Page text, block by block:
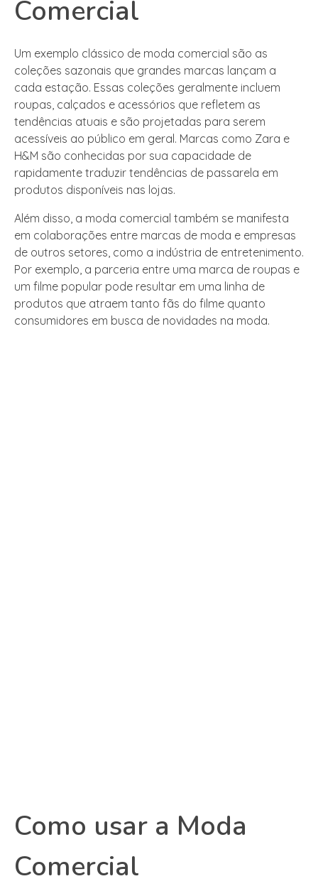
Comercial
Um exemplo clássico de moda comercial são as
coleções sazonais que grandes marcas lançam a
cada estação. Essas coleções geralmente incluem
roupas, calçados e acessórios que refletem as
tendências atuais e são projetadas para serem
acessíveis ao público em geral. Marcas como Zara e
H&M são conhecidas por sua capacidade de
rapidamente traduzir tendências de passarela em
produtos disponíveis nas lojas.
Além disso, a moda comercial também se manifesta
em colaborações entre marcas de moda e empresas
de outros setores, como a indústria de entretenimento.
Por exemplo, a parceria entre uma marca de roupas e
um filme popular pode resultar em uma linha de
produtos que atraem tanto fãs do filme quanto
consumidores em busca de novidades na moda.
Como usar a Moda
Comercial